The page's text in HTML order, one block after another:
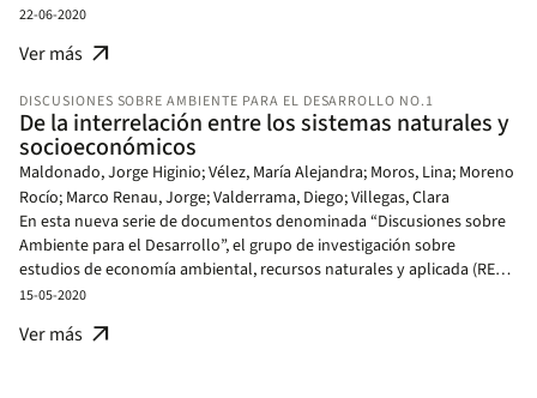
nota, utilizamos los fundamentos de la economía de los recursos
de la pandemia, comprender el balance entre los costos y beneficios
propuestas pueden favorecer una lucha más efectiva contra el virus.
22-06-2020
Ver más arrow_outward
DISCUSIONES SOBRE AMBIENTE PARA EL DESARROLLO NO.1
De la interrelación entre los sistemas naturales y
socioeconómicos
Maldonado, Jorge Higinio; Vélez, María Alejandra; Moros, Lina; Moreno
Rocío; Marco Renau, Jorge; Valderrama, Diego; Villegas, Clara
En esta nueva serie de documentos denominada “Discusiones sobre
Ambiente para el Desarrollo”, el grupo de investigación sobre
estudios de economía ambiental, recursos naturales y aplicada (REES-
EfD Colombia) aborda temas actuales que se interrelacionan con
desarrollando la reflexión no solo desde una perspectiva económica,
15-05-2020
Ver más arrow_outward